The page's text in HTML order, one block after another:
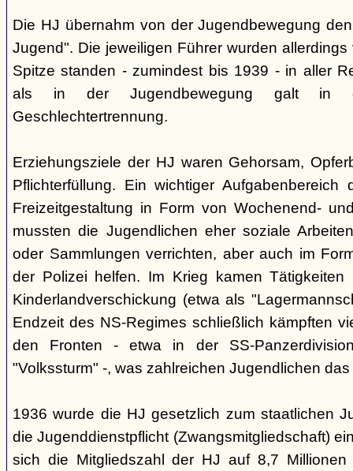
Die HJ übernahm von der Jugendbewegung
Jugend". Die jeweiligen Führer wurden
Spitze standen - zumindest bis 1939 - in aller
als in der Jugendbewegung galt in
Geschlechtertrennung.
Erziehungsziele der HJ waren Gehorsam,
Pflichterfüllung. Ein wichtiger
Freizeitgestaltung in Form von Wochenend-
mussten die Jugendlichen eher soziale
oder Sammlungen verrichten, aber auch im
der Polizei helfen. Im Krieg kamen
Kinderlandverschickung (etwa als
Endzeit des NS-Regimes schließlich kämpften
den Fronten - etwa in der SS-
"Volkssturm" -, was zahlreichen Jugendlichen
1936 wurde die HJ gesetzlich zum staatlichen
die Jugenddienstpflicht (Zwangsmitgliedschaft)
sich die Mitgliedszahl der HJ auf 8,7 Millionen